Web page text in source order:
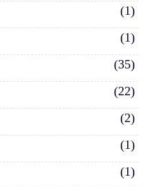
(1)
(1)
(35)
(22)
(2)
(1)
(1)